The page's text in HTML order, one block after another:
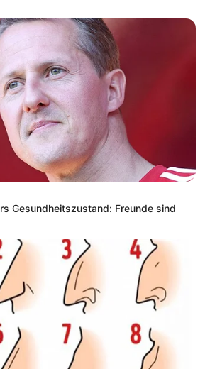
weitere Kalauer
Impressum & Kontakt
Smartphone Startseite
dieses Projektes sind Affiliate-
Wenn etwas darüber gebucht oder
eine Unterstützung, ohne dass sich
Gesundheitszustand: Freunde sind